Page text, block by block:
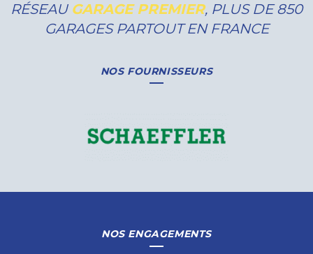
RÉSEAU GARAGE PREMIER, PLUS DE 850
GARAGES PARTOUT EN FRANCE
NOS FOURNISSEURS
NOS ENGAGEMENTS